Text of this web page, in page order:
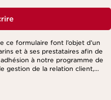
ce formulaire font l’objet d’un
et à ses prestataires afin de
à notre programme de
gestion de la relation client,
personnalisées en fonction